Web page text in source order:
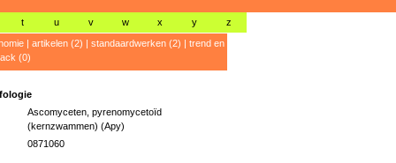
t u v w x y z
| artikelen (2) | standaardwerken (2) | trend en
(0)
Ascomyceten, pyrenomycetoïd
(kernzwammen) (Apy)
0871060